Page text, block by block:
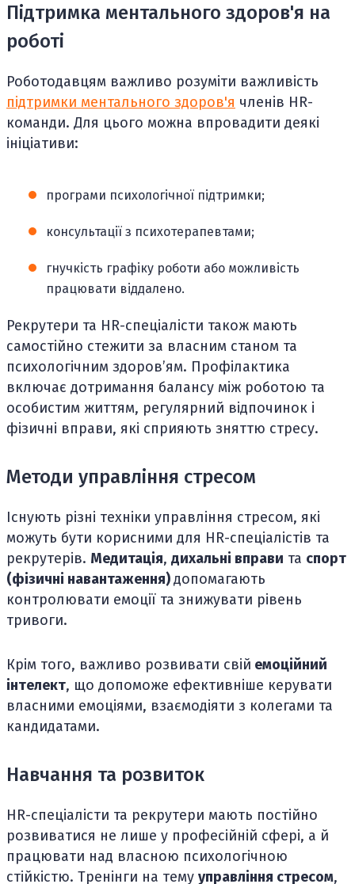
Підтримка ментального здоров'я на
роботі
Роботодавцям важливо розуміти важливість
підтримки ментального здоров'я членів HR-
команди. Для цього можна впровадити деякі
ініціативи:
програми психологічної підтримки;
консультації з психотерапевтами;
гнучкість графіку роботи або можливість
працювати віддалено.
Рекрутери та HR-спеціалісти також мають
самостійно стежити за власним станом та
психологічним здоровʼям. Профілактика
включає дотримання балансу між роботою та
особистим життям, регулярний відпочинок і
фізичні вправи, які сприяють зняттю стресу.
Методи управління стресом
Існують різні техніки управління стресом, які
можуть бути корисними для HR-спеціалістів та
рекрутерів. Медитація, дихальні вправи та спорт
(фізичні навантаження)допомагають
контролювати емоції та знижувати рівень
тривоги.
Крім того, важливо розвивати свій емоційний
інтелект, що допоможе ефективніше керувати
власними емоціями, взаємодіяти з колегами та
кандидатами.
Навчання та розвиток
HR-спеціалісти та рекрутери мають постійно
розвиватися не лише у професійній сфері, а й
працювати над власною психологічною
стійкістю. Тренінги на тему управління стресом,